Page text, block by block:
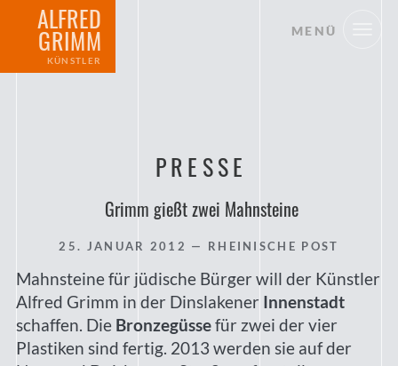
ALFRED
GRIMM
KÜNSTLER
MENÜ
PRESSE
Grimm gießt zwei Mahnsteine
25. JANUAR 2012 — RHEINISCHE POST
Mahnsteine für jüdische Bürger will der Künstler
Alfred Grimm in der Dinslakener Innenstadt
schaffen. Die Bronzegüssefür zwei der vier
Plastiken sind fertig. 2013 werden sie auf der